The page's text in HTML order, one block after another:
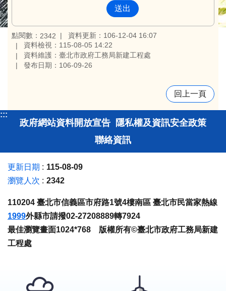
點閱數： 2342
資料更新：106-12-04 16:07
資料檢視：115-08-05 14:22
資料維護：臺北市政府工務局新建工程處
發布日期：106-09-26
回上一頁
:::
政府網站資料開放宣告 隱私權及資訊安全政策
聯絡資訊
更新日期
115-08-09
瀏覽人次
2342
110204 臺北市信義區市府路1號4樓南區 臺北市民當家熱線
1999外縣市請撥02-27208889轉7924
最佳瀏覽畫面1024*768 版權所有©臺北市政府工務局新建
工程處